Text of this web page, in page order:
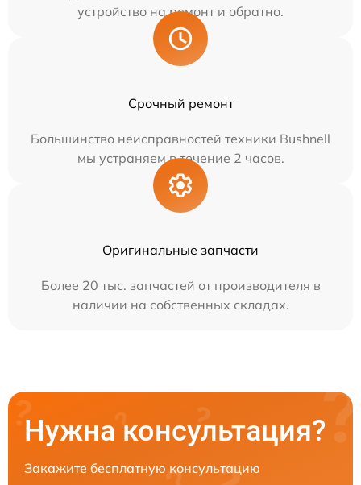
устройство на ремонт и обратно.
Срочный ремонт
Большинство неисправностей техники Bushnell
мы устраняем в течение 2 часов.
Оригинальные запчасти
Более 20 тыс. запчастей от производителя в
наличии на собственных складах.
Нужна консультация?
Закажите бесплатную консультацию